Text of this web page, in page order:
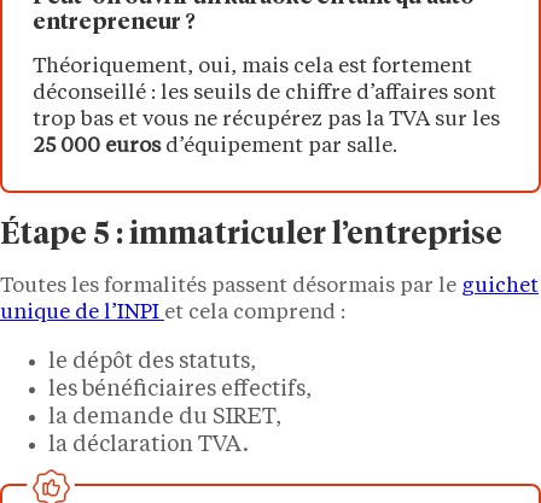
entrepreneur ?
Théoriquement, oui, mais cela est fortement
déconseillé : les seuils de chiffre d’affaires sont
trop bas et vous ne récupérez pas la TVA sur les
25 000 eurosd’équipement par salle.
Étape 5 : immatriculer l’entreprise
Toutes les formalités passent désormais par le guichet
unique de l’INPI et cela comprend :
le dépôt des statuts,
les bénéficiaires effectifs,
la demande du SIRET,
la déclaration TVA.